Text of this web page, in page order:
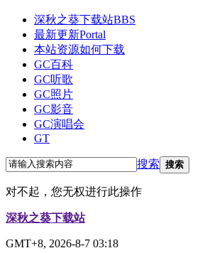
深秋之葵下载站BBS
最新更新Portal
本站资源如何下载
GC百科
GC听歌
GC照片
GC影音
GC演唱会
GT
搜索 搜索
对不起，您无权进行此操作
深秋之葵下载站
GMT+8, 2026-8-7 03:18